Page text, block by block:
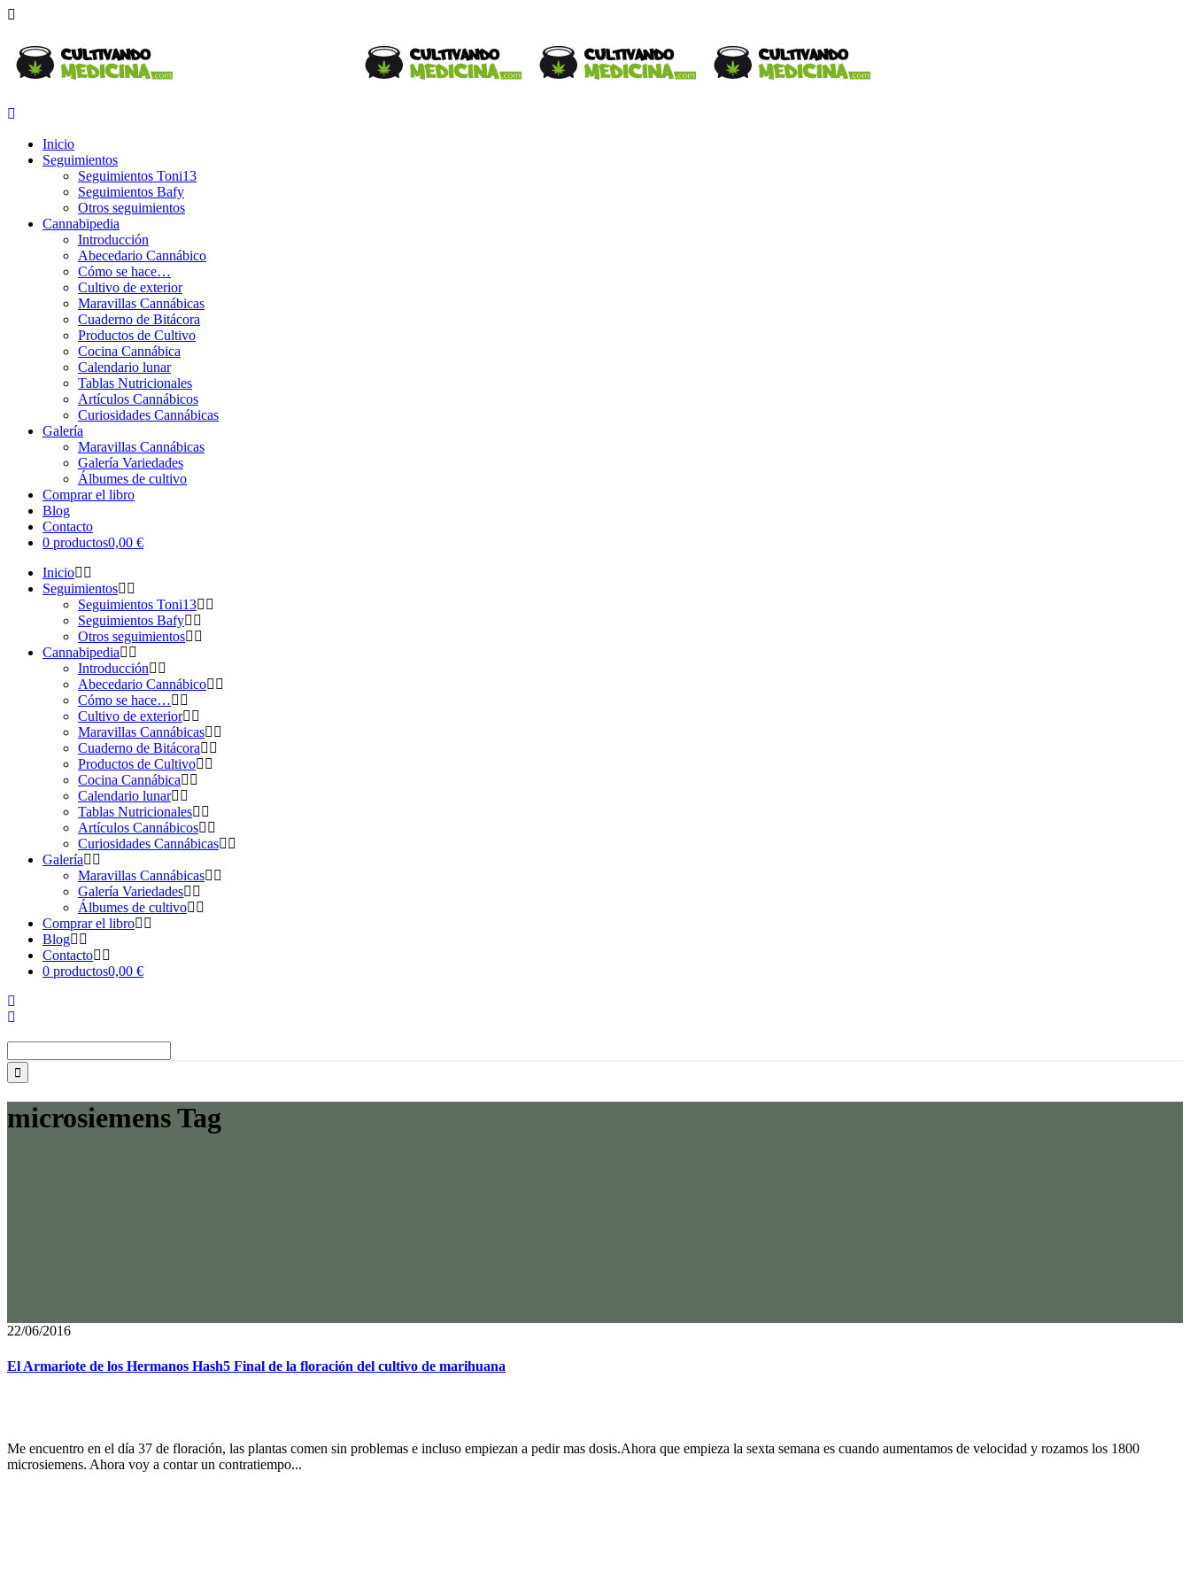
Inicio
Seguimientos
Seguimientos Toni13
Seguimientos Bafy
Otros seguimientos
Cannabipedia
Introducción
Abecedario Cannábico
Cómo se hace…
Cultivo de exterior
Maravillas Cannábicas
Cuaderno de Bitácora
Productos de Cultivo
Cocina Cannábica
Calendario lunar
Tablas Nutricionales
Artículos Cannábicos
Curiosidades Cannábicas
Galería
Maravillas Cannábicas
Galería Variedades
Álbumes de cultivo
Comprar el libro
Blog
Contacto
0 productos0,00 €
Inicio
Seguimientos
Seguimientos Toni13
Seguimientos Bafy
Otros seguimientos
Cannabipedia
Introducción
Abecedario Cannábico
Cómo se hace…
Cultivo de exterior
Maravillas Cannábicas
Cuaderno de Bitácora
Productos de Cultivo
Cocina Cannábica
Calendario lunar
Tablas Nutricionales
Artículos Cannábicos
Curiosidades Cannábicas
Galería
Maravillas Cannábicas
Galería Variedades
Álbumes de cultivo
Comprar el libro
Blog
Contacto
0 productos0,00 €
microsiemens Tag
22/06/2016
El Armariote de los Hermanos Hash5 Final de la floración del cultivo de marihuana
Me encuentro en el día 37 de floración, las plantas comen sin problemas e incluso empiezan a pedir mas dosis.Ahora que empieza la sexta semana es cuando aumentamos de velocidad y rozamos los 1800
microsiemens. Ahora voy a contar un contratiempo...